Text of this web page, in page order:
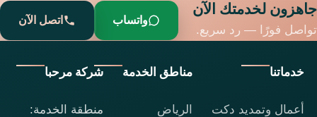
جاهزون لخدمتك الآن
تواصل فورًا — رد سريع.
واتساب اتصل الآن
خدماتنا
أعمال وتمديد دكت
مناطق الخدمة
الرياض
شركة مرحبا
منطقة الخدمة: